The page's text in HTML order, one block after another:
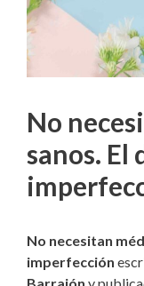
No
sanos. El
No necesitan
imperfección